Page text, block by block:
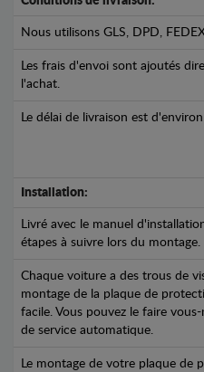
Nous utilisons GLS, DPD,
Les frais d'envoi sont ajoutés
l'achat.
Le délai de livraison est
Installation:
Livré avec le manuel
étapes à suivre lors du montage.
Chaque voiture a des trous de
montage de la plaque de
facile. Vous pouvez le faire
de service automatique.
Le montage de votre plaque de